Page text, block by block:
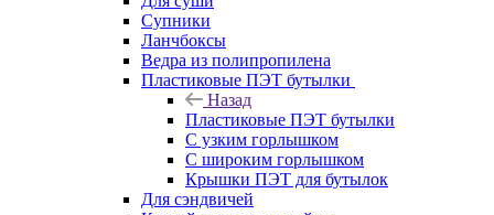
Супники
Ланчбоксы
Ведра из полипропилена
Пластиковые ПЭТ бутылки
Назад
Пластиковые ПЭТ бутылки
С узким горлышком
С широким горлышком
Крышки ПЭТ для бутылок
Для сэндвичей